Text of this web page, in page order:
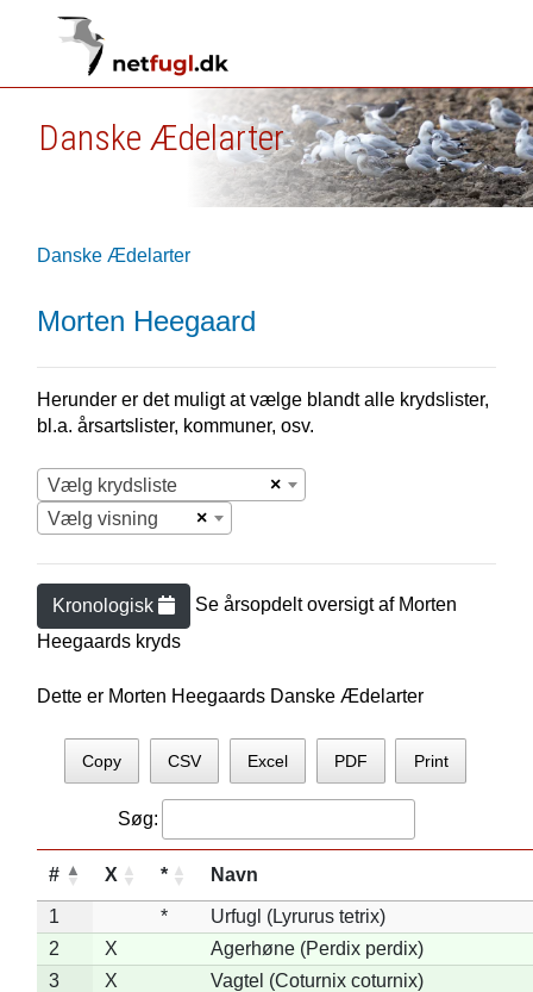
Danske Ædelarter
Danske Ædelarter
Morten Heegaard
Herunder er det muligt at vælge blandt alle krydslister,
bl.a. årsartslister, kommuner, osv.
×
Vælg krydsliste
×
Vælg visning
Kronologisk Se årsopdelt oversigt af Morten
Heegaards kryds
Dette er Morten Heegaards Danske Ædelarter
Copy CSV Excel PDF Print
Søg:
# X * Navn
1 *
Urfugl (Lyrurus tetrix)
2
X
Agerhøne (Perdix perdix)
3
X
Vagtel (Coturnix coturnix)